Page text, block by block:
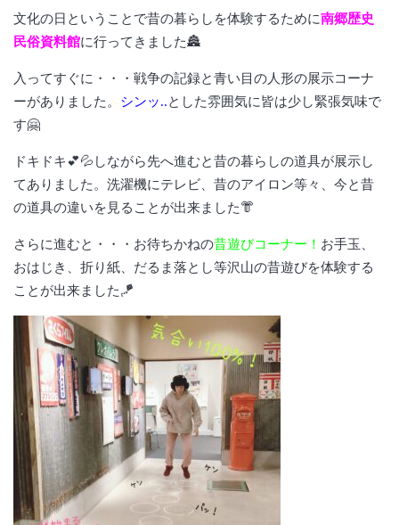
文化の日ということで昔の暮らしを体験するために南郷歴史
民俗資料館に行ってきました🏯
入ってすぐに・・・戦争の記録と青い目の人形の展示コーナ
ーがありました。 シンッ..とした雰囲気に皆は少し緊張気味で
す🤗
ドキドキ💕💦しながら先へ進むと昔の暮らしの道具が展示し
てありました。洗濯機にテレビ、昔のアイロン等々、今と昔
の道具の違いを見ることが出来ました👘
さらに進むと・・・お待ちかねの昔遊びコーナー！ お手玉、
おはじき、折り紙、だるま落とし等沢山の昔遊びを体験する
ことが出来ました🪁